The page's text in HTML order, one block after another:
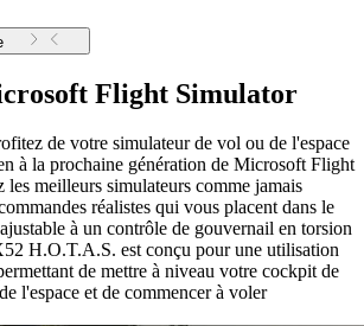
Flight Simulator
de votre simulateur de vol ou de l'espace
à la prochaine génération de Microsoft Flight
les meilleurs simulateurs comme jamais
réalistes qui vous placent dans le
à un contrôle de gouvernail en torsion
H.O.T.A.S. est conçu pour une utilisation
de mettre à niveau votre cockpit de
l'espace et de commencer à voler